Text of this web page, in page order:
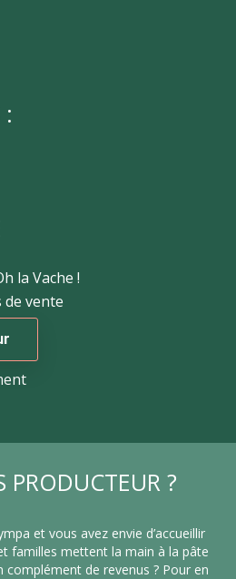
:
la Vache !
vente
PRODUCTEUR ?
et vous avez envie d’accueillir
familles mettent la main à la pâte
de revenus ? Pour en